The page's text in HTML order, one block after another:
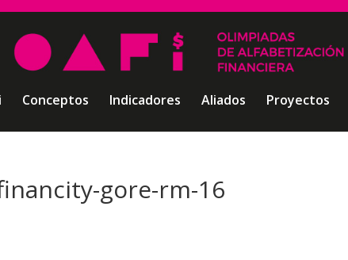
Conceptos Indicadores Aliados Proyectos
gore-rm-16